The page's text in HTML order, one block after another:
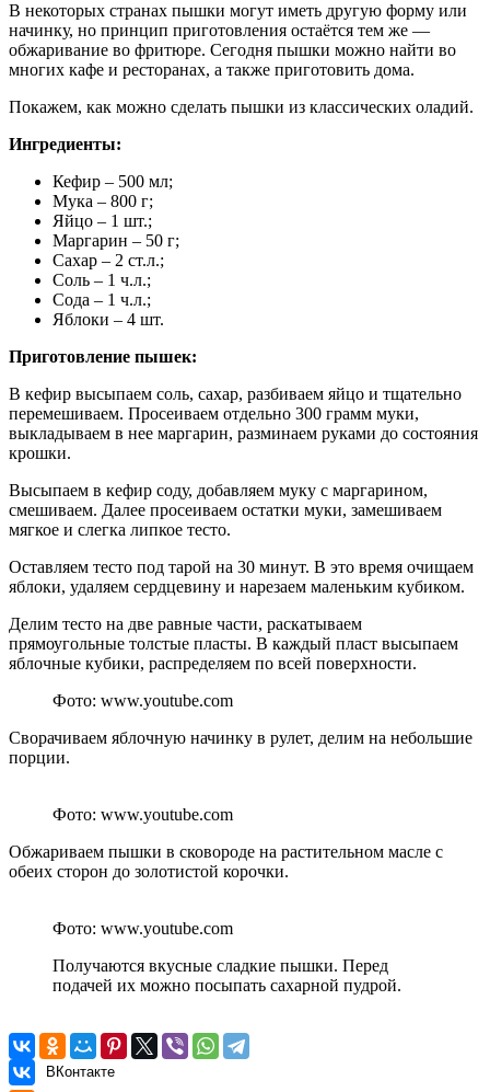
В некоторых странах пышки могут иметь другую форму или
начинку, но принцип приготовления остаётся тем же —
обжаривание во фритюре. Сегодня пышки можно найти во
многих кафе и ресторанах, а также приготовить дома.
Покажем, как можно сделать пышки из классических оладий.
Ингредиенты:
Кефир – 500 мл;
Мука – 800 г;
Яйцо – 1 шт.;
Маргарин – 50 г;
Сахар – 2 ст.л.;
Соль – 1 ч.л.;
Сода – 1 ч.л.;
Яблоки – 4 шт.
Приготовление пышек:
В кефир высыпаем соль, сахар, разбиваем яйцо и тщательно
перемешиваем. Просеиваем отдельно 300 грамм муки,
выкладываем в нее маргарин, разминаем руками до состояния
крошки.
Высыпаем в кефир соду, добавляем муку с маргарином,
смешиваем. Далее просеиваем остатки муки, замешиваем
мягкое и слегка липкое тесто.
Оставляем тесто под тарой на 30 минут. В это время очищаем
яблоки, удаляем сердцевину и нарезаем маленьким кубиком.
Делим тесто на две равные части, раскатываем
прямоугольные толстые пласты. В каждый пласт высыпаем
яблочные кубики, распределяем по всей поверхности.
Фото: www.youtube.com
Сворачиваем яблочную начинку в рулет, делим на небольшие
порции.
Фото: www.youtube.com
Обжариваем пышки в сковороде на растительном масле с
обеих сторон до золотистой корочки.
Фото: www.youtube.com
Получаются вкусные сладкие пышки. Перед
подачей их можно посыпать сахарной пудрой.
ВКонтакте